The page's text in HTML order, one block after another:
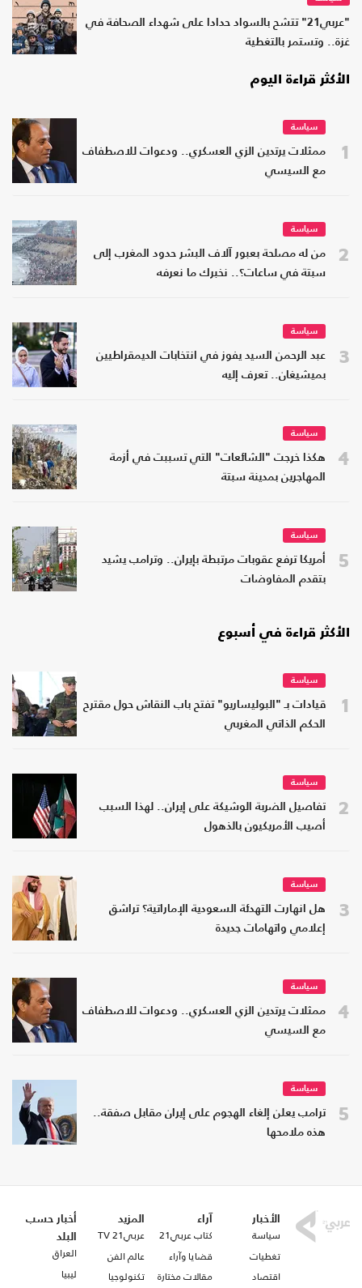
"عربي21" تتشح بالسواد حدادا على شهداء الصحافة في
غزة.. وتستمر بالتغطية
الأكثر قراءة اليوم
1
سياسة
ممثلات يرتدين الزي العسكري.. ودعوات للاصطفاف
مع السيسي
2
سياسة
من له مصلحة بعبور آلاف البشر حدود المغرب إلى
سبتة في ساعات؟.. نخبرك ما نعرفه
3
سياسة
عبد الرحمن السيد يفوز في انتخابات الديمقراطيين
بميشيغان.. تعرف إليه
4
سياسة
هكذا خرجت "الشائعات" التي تسببت في أزمة
المهاجرين بمدينة سبتة
5
سياسة
أمريكا ترفع عقوبات مرتبطة بإيران.. وترامب يشيد
بتقدم المفاوضات
الأكثر قراءة في أسبوع
1
سياسة
قيادات بـ "البوليساريو" تفتح باب النقاش حول مقترح
الحكم الذاتي المغربي
2
سياسة
تفاصيل الضربة الوشيكة على إيران.. لهذا السبب
أصيب الأمريكيون بالذهول
3
سياسة
هل انهارت التهدئة السعودية الإماراتية؟ تراشق
إعلامي واتهامات جديدة
4
سياسة
ممثلات يرتدين الزي العسكري.. ودعوات للاصطفاف
مع السيسي
5
سياسة
ترامب يعلن إلغاء الهجوم على إيران مقابل صفقة..
هذه ملامحها
الأخبار
سياسة
تغطيات
اقتصاد
آراء
كتاب عربي21
قضايا وآراء
مقالات مختارة
المزيد
عربي21 TV
عالم الفن
تكنولوجيا
أخبار حسب
البلد
العراق
ليبيا